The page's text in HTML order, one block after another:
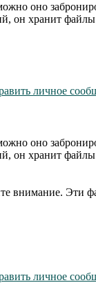
оно
он хранит файлы
оно
он хранит файлы
внимание. Эти